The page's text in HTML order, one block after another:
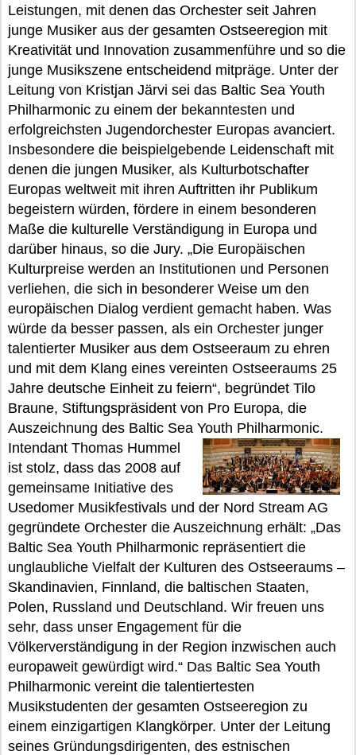
Leistungen, mit denen das Orchester seit Jahren
junge Musiker aus der gesamten Ostseeregion mit
Kreativität und Innovation zusammenführe und so die
junge Musikszene entscheidend mitpräge. Unter der
Leitung von Kristjan Järvi sei das Baltic Sea Youth
Philharmonic zu einem der bekanntesten und
erfolgreichsten Jugendorchester Europas avanciert.
Insbesondere die beispielgebende Leidenschaft mit
denen die jungen Musiker, als Kulturbotschafter
Europas weltweit mit ihren Auftritten ihr Publikum
begeistern würden, fördere in einem besonderen
Maße die kulturelle Verständigung in Europa und
darüber hinaus, so die Jury. „Die Europäischen
Kulturpreise werden an Institutionen und Personen
verliehen, die sich in besonderer Weise um den
europäischen Dialog verdient gemacht haben. Was
würde da besser passen, als ein Orchester junger
talentierter Musiker aus dem Ostseeraum zu ehren
und mit dem Klang eines vereinten Ostseeraums 25
Jahre deutsche Einheit zu feiern“, begründet Tilo
Braune, Stiftungspräsident von Pro Europa, die
Auszeichnung des Baltic Sea Youth Philharmonic.
Intendant Thomas Hummel
ist stolz, dass das 2008 auf
gemeinsame Initiative des
Usedomer Musikfestivals und der Nord Stream AG
gegründete Orchester die Auszeichnung erhält: „Das
Baltic Sea Youth Philharmonic repräsentiert die
unglaubliche Vielfalt der Kulturen des Ostseeraums –
Skandinavien, Finnland, die baltischen Staaten,
Polen, Russland und Deutschland. Wir freuen uns
sehr, dass unser Engagement für die
Völkerverständigung in der Region inzwischen auch
europaweit gewürdigt wird.“ Das Baltic Sea Youth
Philharmonic vereint die talentiertesten
Musikstudenten der gesamten Ostseeregion zu
einem einzigartigen Klangkörper. Unter der Leitung
seines Gründungsdirigenten, des estnischen